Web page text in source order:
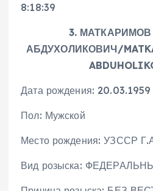
8:18:39
3.
АБДУХОЛИКОВИЧ/
Дата рождения: 20.03.1959
Пол: Мужской
Место рождения: УЗССР
Вид розыска: